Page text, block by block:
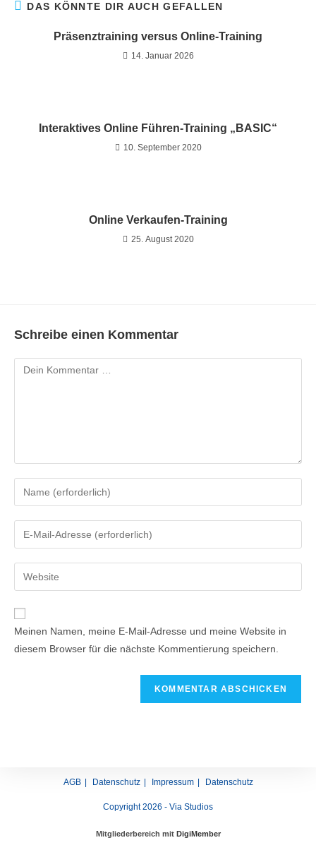
DAS KÖNNTE DIR AUCH GEFALLEN
Präsenztraining versus Online-Training
14. Januar 2026
Interaktives Online Führen-Training „BASIC“
10. September 2020
Online Verkaufen-Training
25. August 2020
Schreibe einen Kommentar
Meinen Namen, meine E-Mail-Adresse und meine Website in
diesem Browser für die nächste Kommentierung speichern.
AGB Datenschutz Impressum Datenschutz
Copyright 2026 - Via Studios
Mitgliederbereich mit DigiMember